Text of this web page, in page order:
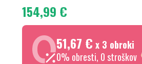
154,99 €
51,67 € x 3 obroki
0% obresti, 0 stroškov
zvočnik,
kamuflaža
količina